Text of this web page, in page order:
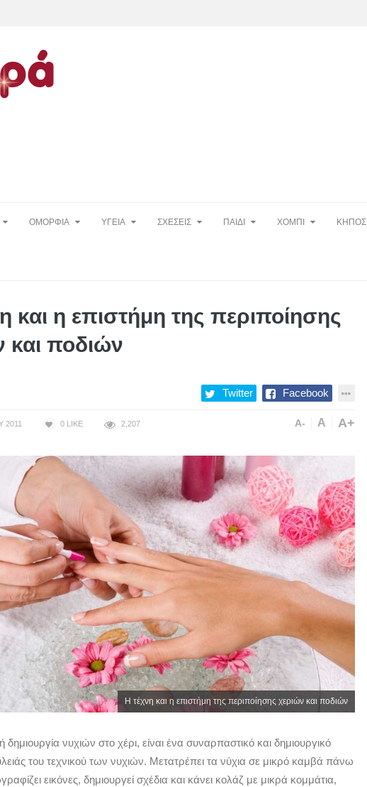
ΟΜΟΡΦΙΑ ΥΓΕΙΑ ΣΧΕΣΕΙΣ ΠΑΙΔΙ ΧΟΜΠΙ ΚΗΠΟΣ
και η επιστήμη της περιποίησης
και ποδιών
Twitter Facebook
2011 0 LIKE 2,207 A- A A+
Η τέχνη και η επιστήμη της περιποίησης χεριών και ποδιών
δημιουργία νυχιών στο χέρι, είναι ένα συναρπαστικό και δημιουργικό
του τεχνικού των νυχιών. Μετατρέπει τα νύχια σε μικρό καμβά πάνω
εικόνες, δημιουργεί σχέδια και κάνει κολάζ με μικρά κομμάτια,